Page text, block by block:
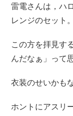
雷電さんは，ハ
レンジのセット。
この方を拝見す
んだなぁ」って
衣装のせいかもな
ホントにアスリ